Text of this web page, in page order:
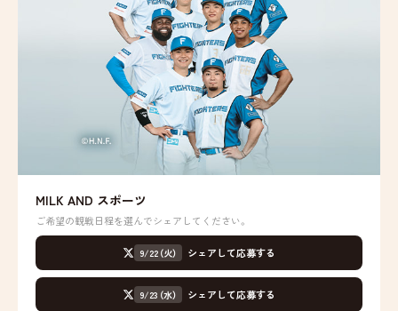
MILK AND スポーツ
ご希望の観戦日程を選んでシェアしてください。
9/22（火） シェアして応募する
9/23（水） シェアして応募する